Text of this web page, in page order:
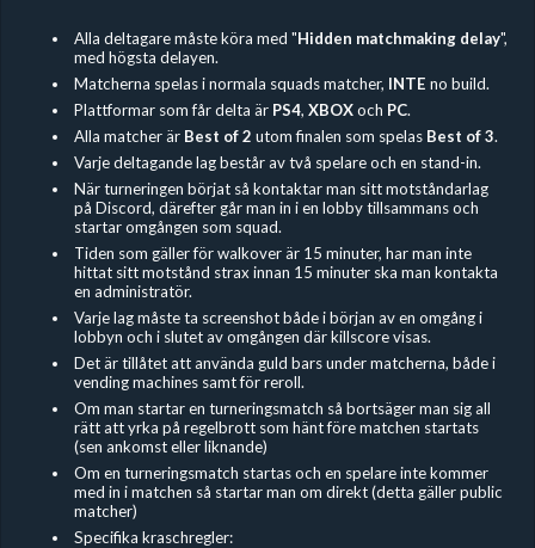
Alla deltagare måste köra med "Hidden matchmaking delay",
med högsta delayen.
Matcherna spelas i normala squads matcher, INTE no build.
Plattformar som får delta är PS4, XBOXoch PC.
Alla matcher är Best of 2 utom finalen som spelas Best of 3.
Varje deltagande lag består av två spelare och en stand-in.
När turneringen börjat så kontaktar man sitt motståndarlag
på Discord, därefter går man in i en lobby tillsammans och
startar omgången som squad.
Tiden som gäller för walkover är 15 minuter, har man inte
hittat sitt motstånd strax innan 15 minuter ska man kontakta
en administratör.
Varje lag måste ta screenshot både i början av en omgång i
lobbyn och i slutet av omgången där killscore visas.
Det är tillåtet att använda guld bars under matcherna, både i
vending machines samt för reroll.
Om man startar en turneringsmatch så bortsäger man sig all
rätt att yrka på regelbrott som hänt före matchen startats
(sen ankomst eller liknande)
Om en turneringsmatch startas och en spelare inte kommer
med in i matchen så startar man om direkt (detta gäller public
matcher)
Specifika kraschregler: